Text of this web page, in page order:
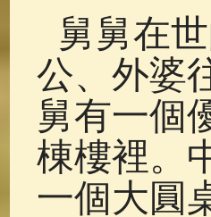
舅舅在
公、外婆
舅有一個
棟樓裡。
一個大圓